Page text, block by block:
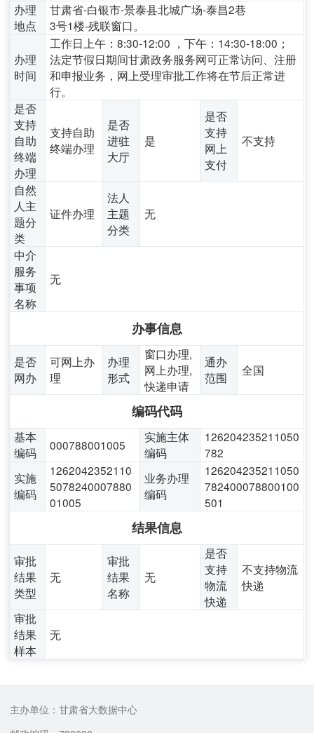
办理
地点
甘肃省-白银市-景泰县北城广场-泰昌2巷
3号1楼-残联窗口。
办理
时间
工作日上午：8:30-12:00 ，下午：14:30-18:00；
法定节假日期间甘肃政务服务网可正常访问、注册
和申报业务，网上受理审批工作将在节后正常进
行。
是否
支持
自助
终端
办理
支持自助
终端办理
是否
进驻
大厅
是
是否
支持
网上
支付
不支持
自然
人主
题分
类
证件办理
法人
主题
分类
无
中介
服务
事项
名称
无
办事信息
是否
网办
可网上办
理
办理
形式
窗口办理,
网上办理,
快递申请
通办
范围
全国
编码代码
基本
编码
000788001005
实施主体
编码
126204235211050
782
实施
编码
1262042352110
5078240007880
01005
业务办理
编码
126204235211050
782400078800100
501
结果信息
审批
结果
类型
无
审批
结果
名称
无
是否
支持
物流
快递
不支持物流
快递
审批
结果
样本
无
主办单位：甘肃省大数据中心